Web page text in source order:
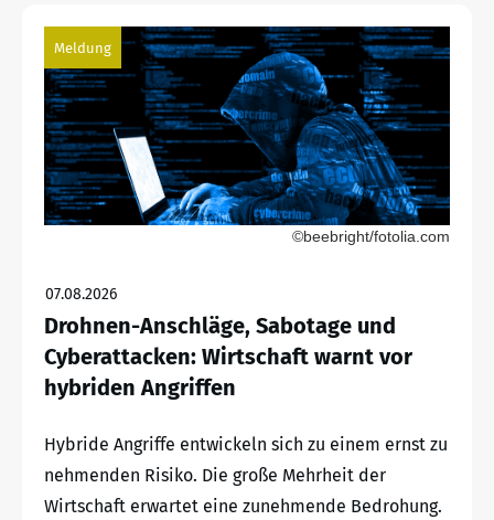
Meldung
©beebright/fotolia.com
07.08.2026
Drohnen-Anschläge, Sabotage und
Cyberattacken: Wirtschaft warnt vor
hybriden Angriffen
Hybride Angriffe entwickeln sich zu einem ernst zu
nehmenden Risiko. Die große Mehrheit der
Wirtschaft erwartet eine zunehmende Bedrohung.